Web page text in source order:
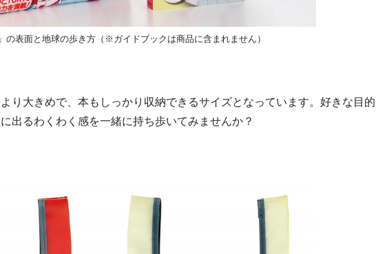
の表面と地球の歩き方（※ガイドブックは商品に含まれません）
り大きめで、本もしっかり収納できるサイズとなっています。好きな目的
出るわくわく感を一緒に持ち歩いてみませんか？